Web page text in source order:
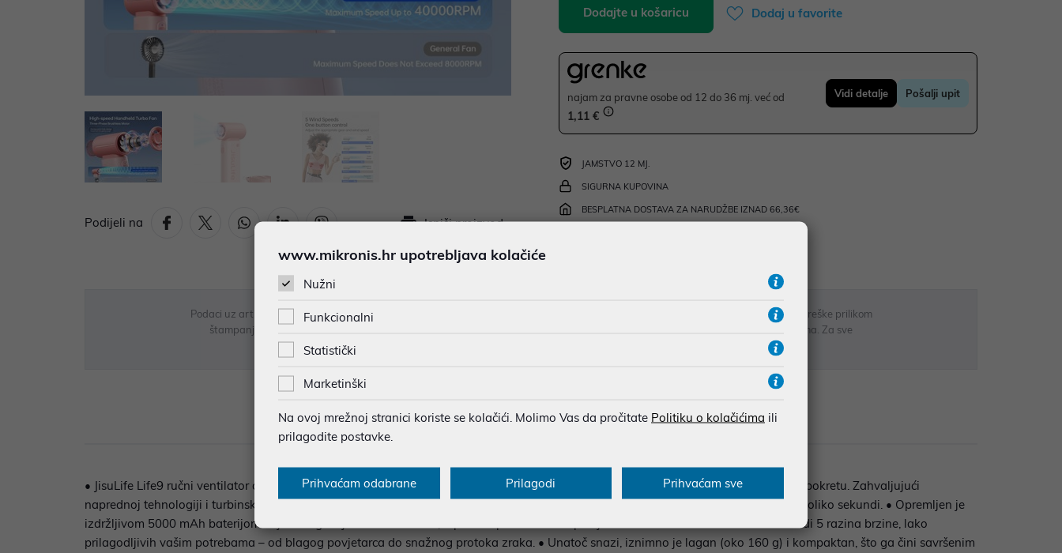
Podijeli na Ispiši proizvod
Dodajte u košaricu Dodaj u favorite
najam za pravne osobe od 12 do 36 mj. već od
1,11 €
Vidi detalje Pošalji upit
JAMSTVO 12 MJ.
SIGURNA KUPOVINA
BESPLATNA DOSTAVA ZA NARUDŽBE IZNAD 66,36€
Podaci uz artikle su prezentirani u dobroj namjeri. Mikronis d.o.o. ne odgovara za eventualne pogreške nastale u opisu proizvoda, greške prilikom
štampanja te promjene u dostupnosti i cijene. Slike artikala su ilustrativne prirode te ne moraju u potpunosti odgovarati artiklima. Za sve
eventualne nejasnoće možete nas kontaktirati na
Opis Specifikacija Raspoloživost Recenzije
• JisuLife Life9 ručni ventilator donosi snažno osvježenje u kompaktnom i elegantnom dizajnu, idealan za svakodnevnu upotrebu u pokretu. Zahvaljujući
naprednoj tehnologiji i turbinskom sustavu s 9 lopatica, postiže brzinu zraka do 10 m/s, pružajući ugodan osjećaj hlađenja već u nekoliko sekundi. • Opremljen je
izdržljivom 5000 mAh baterijom koja omogućuje do 18 sati rada, a puni se putem USB-C priključka za samo 3–4 sata. Ventilator nudi 5 razina brzine, lako
prilagodljivih vašim potrebama – od blagog povjetarca do snažnog protoka zraka. • Unatoč snazi, iznimno je lagan (oko 160 g) i kompaktan, što ga čini savršenim
www.mikronis.hr upotrebljava kolačiće
Nužni
Funkcionalni
Statistički
Marketinški
Na ovoj mrežnoj stranici koriste se kolačići. Molimo Vas da pročitate Politiku o kolačićima ili
prilagodite postavke.
Prihvaćam odabrane Prilagodi Prihvaćam sve